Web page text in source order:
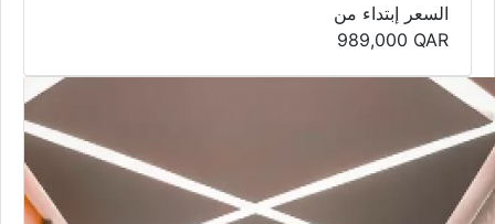
السعر إبتداء من
989,000 QAR